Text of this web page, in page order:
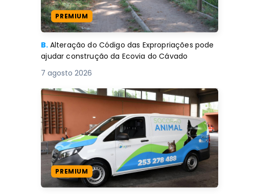
PREMIUM
B. Alteração do Código das Expropriações pode
ajudar construção da Ecovia do Cávado
7 agosto 2026
PREMIUM